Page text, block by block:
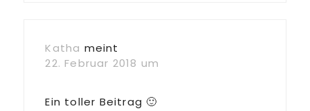
Katha meint
22. Februar 2018 um
Ein toller Beitrag 🙂